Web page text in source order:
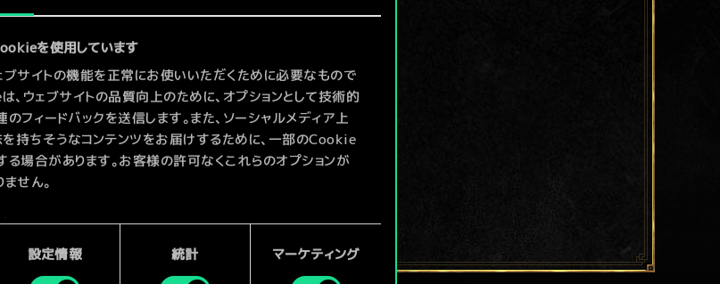
を使用しています
サイトの機能を正常にお使いいただくために必要なもので
、ウェブサイトの品質向上のために、オプションとして技術的
フィードバックを送信します。また、ソーシャルメディア上
持ちそうなコンテンツをお届けするために、一部のCookie
る場合があります。お客様の許可なくこれらのオプションが
せん。
フォーマンスの変更点に関する詳細は、下記の「設定」メニ
設定情報 統計 マーケティング